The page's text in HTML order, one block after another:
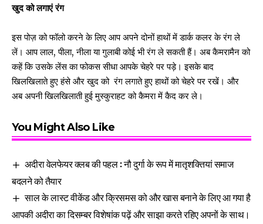
खुद को लगाएं रंग
इस पोज़ को फॉलो करने के लिए आप अपने दोनों हाथों में डार्क कलर के रंग ले
लें। आप लाल, पीला, नीला या गुलाबी कोई भी रंग ले सकती हैं। अब कैमरामैन को
कहें कि उसके लेंस का फोकस सीधा आपके चेहरे पर पड़े। इसके बाद
खिलखिलाते हुए हंसे और खुद को रंग लगाते हुए हाथों को चेहरे पर रखें। और
अब अपनी खिलखिलाती हुई मुस्कुराहट को कैमरा में कैद कर ले।
You Might Also Like
अदीरा वेलफेयर क्लब की पहल : नौ दुर्गा के रूप में मातृशक्तियां समाज
बदलने को तैयार
साल के लास्ट वीकेंड और क्रिसमस को और खास बनाने के लिए आ गया है
आपकी अदीरा का दिसम्बर विशेषांक पढ़ें और साझा करते रहिए अपनों के साथ।